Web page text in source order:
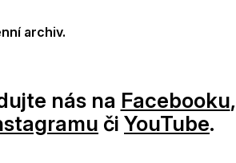
archiv.
nás na Facebooku,
či YouTube.